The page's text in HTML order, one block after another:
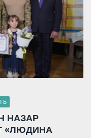
НАЗАР
«ЛЮДИНА